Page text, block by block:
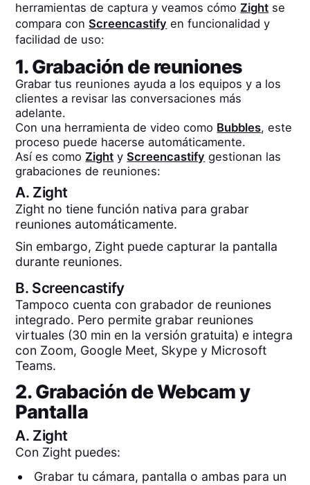
herramientas de captura y veamos cómo Zight se
compara conScreencastify en funcionalidad y
facilidad de uso:
1. Grabación de reuniones
Grabar tus reuniones ayuda a los equipos y a los
clientes a revisar las conversaciones más
adelante.
Con una herramienta de video como Bubbles, este
proceso puede hacerse automáticamente.
Así es como Zight yScreencastify gestionan las
grabaciones de reuniones:
A. Zight
Zight no tiene función nativa para grabar
reuniones automáticamente.
Sin embargo, Zight puede capturar la pantalla
durante reuniones.
B. Screencastify
Tampoco cuenta con grabador de reuniones
integrado. Pero permite grabar reuniones
virtuales (30 min en la versión gratuita) e integra
con Zoom, Google Meet, Skype y Microsoft
Teams.
2. Grabación de Webcam y
Pantalla
A. Zight
Con Zight puedes:
Grabar tu cámara, pantalla o ambas para un